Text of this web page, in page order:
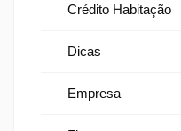
Crédito Habitação
Dicas
Empresa